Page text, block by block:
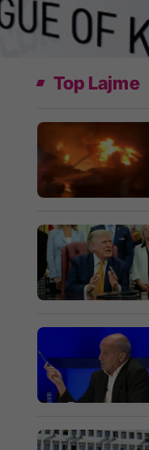
Top Lajme